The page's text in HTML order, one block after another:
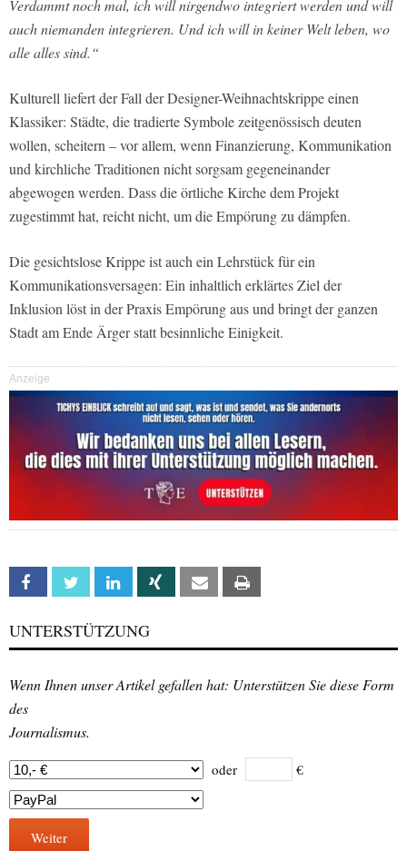
Verdammt noch mal, ich will nirgendwo integriert werden und will
auch niemanden integrieren. Und ich will in keiner Welt leben, wo
alle alles sind.“
Kulturell liefert der Fall der Designer-Weihnachtskrippe einen
Klassiker: Städte, die tradierte Symbole zeitgenössisch deuten
wollen, scheitern – vor allem, wenn Finanzierung, Kommunikation
und kirchliche Traditionen nicht sorgsam gegeneinander
abgewogen werden. Dass die örtliche Kirche dem Projekt
zugestimmt hat, reicht nicht, um die Empörung zu dämpfen.
Die gesichtslose Krippe ist auch ein Lehrstück für ein
Kommunikationsversagen: Ein inhaltlich erklärtes Ziel der
Inklusion löst in der Praxis Empörung aus und bringt der ganzen
Stadt am Ende Ärger statt besinnliche Einigkeit.
Anzeige
Facebook Twitter Linkedin Xing Email
UNTERSTÜTZUNG
Wenn Ihnen unser Artikel gefallen hat: Unterstützen Sie diese Form
des
Journalismus.
oder €
Weiter